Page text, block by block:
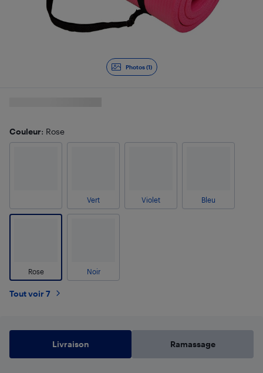
Photos (1)
Couleur: Rose
Vert Violet Bleu
Rose Noir
Tout voir 7
Livraison Ramassage